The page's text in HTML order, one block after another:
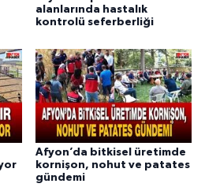
alanlarında hastalık
kontrolü seferberliği
Afyon’da bitkisel üretimde
kornişon, nohut ve patates
gündemi